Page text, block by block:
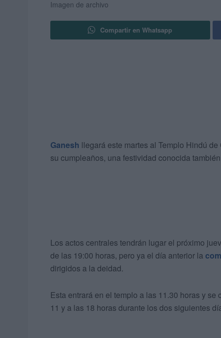
Imagen de archivo
Compartir en Whatsapp
Ganesh llegará este martes al Templo Hindú
su cumpleaños, una festividad conocida también
Los actos centrales tendrán lugar el próximo
de las 19:00 horas, pero ya el día anterior la
dirigidos a la deidad.
Esta entrará en el templo a las 11.30 horas y
11 y a las 18 horas durante los dos siguientes